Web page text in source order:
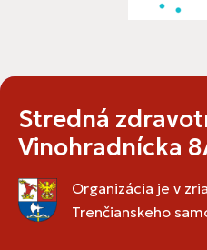
Stredná
Vinohradnícka
Organizácia je v
Trenčianskeho